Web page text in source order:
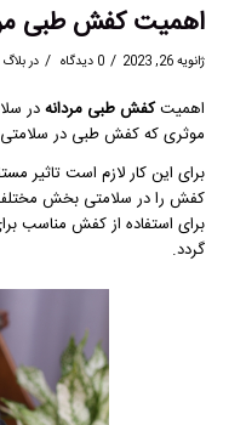
اهمیت کفش طبی
ژانویه 26, 2023 / 0 دیدگاه / دربلاگ
اهمیتکفش طبی مردانهدر
موثری که کفش طبی در سلامتی
برای این کار لازم است تاثیر
کفش را در سلامتی بخش مختلف
برای استفاده از کفش مناسب
گردد.